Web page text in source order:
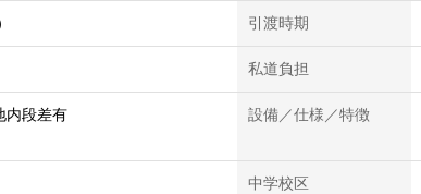
引渡時期
私道負担
内段差有 設備／仕様／特徴
中学校区